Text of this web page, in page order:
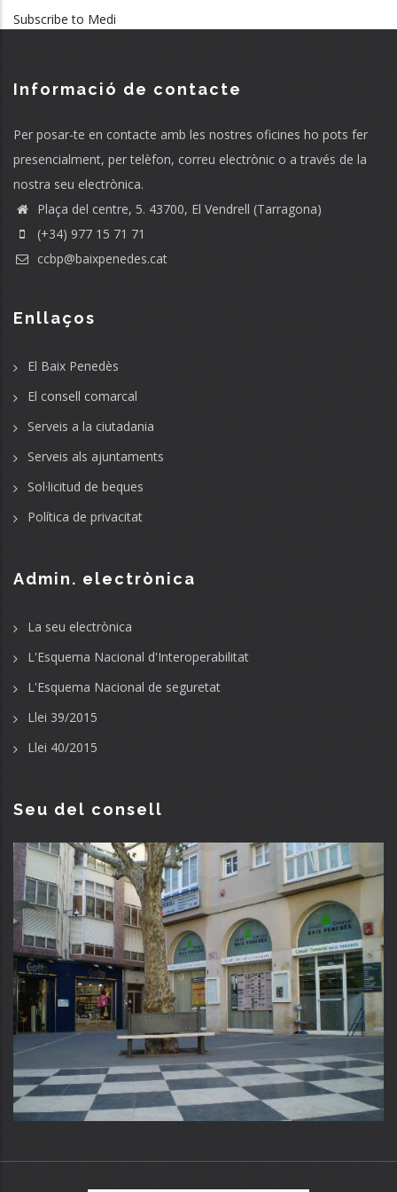
Subscribe to Medi
Informació de contacte
Per posar-te en contacte amb les nostres oficines ho pots fer
presencialment, per telèfon, correu electrònic o a través de la
nostra seu electrònica.
Plaça del centre, 5. 43700, El Vendrell (Tarragona)
(+34) 977 15 71 71
ccbp@baixpenedes.cat
Enllaços
El Baix Penedès
El consell comarcal
Serveis a la ciutadania
Serveis als ajuntaments
Sol·licitud de beques
Política de privacitat
Admin. electrònica
La seu electrònica
L'Esquema Nacional d'Interoperabilitat
L'Esquema Nacional de seguretat
Llei 39/2015
Llei 40/2015
Seu del consell